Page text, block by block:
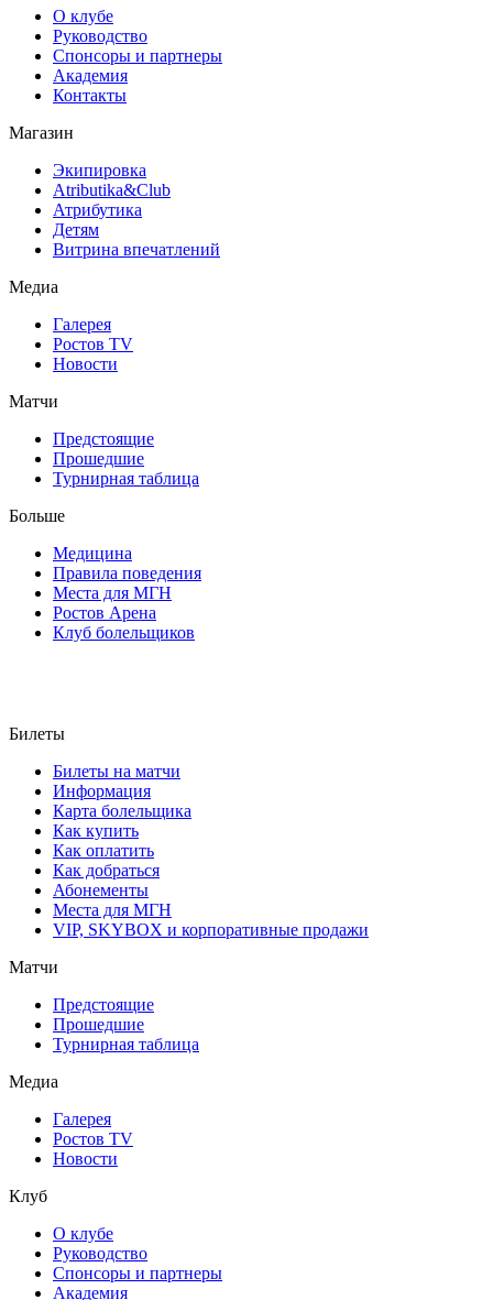
О клубе
Руководство
Спонсоры и партнеры
Академия
Контакты
Магазин
Экипировка
Atributika&Club
Атрибутика
Детям
Витрина впечатлений
Медиа
Галерея
Ростов TV
Новости
Матчи
Предстоящие
Прошедшие
Турнирная таблица
Больше
Медицина
Правила поведения
Места для МГН
Ростов Арена
Клуб болельщиков
Билеты
Билеты на матчи
Информация
Карта болельщика
Как купить
Как оплатить
Как добраться
Абонементы
Места для МГН
VIP, SKYBOX и корпоративные продажи
Матчи
Предстоящие
Прошедшие
Турнирная таблица
Медиа
Галерея
Ростов TV
Новости
Клуб
О клубе
Руководство
Спонсоры и партнеры
Академия